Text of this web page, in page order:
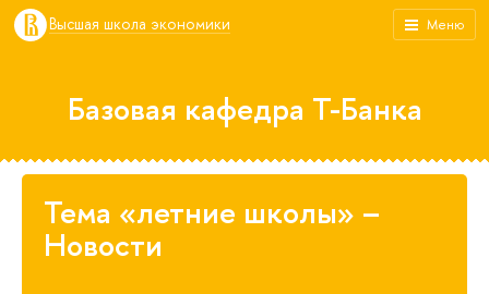
Меню
Высшая школа экономики
Базовая кафедра Т-Банка
Тема «летние школы» –
Новости